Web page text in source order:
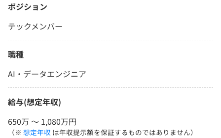
ポジション
テックメンバー
職種
AI・データエンジニア
給与(想定年収)
650万 〜 1,080万円
（※ 想定年収 は年収提示額を保証するものではありません）